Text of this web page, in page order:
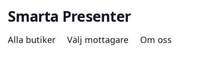
Smarta Presenter
Alla butiker Välj mottagare Om oss